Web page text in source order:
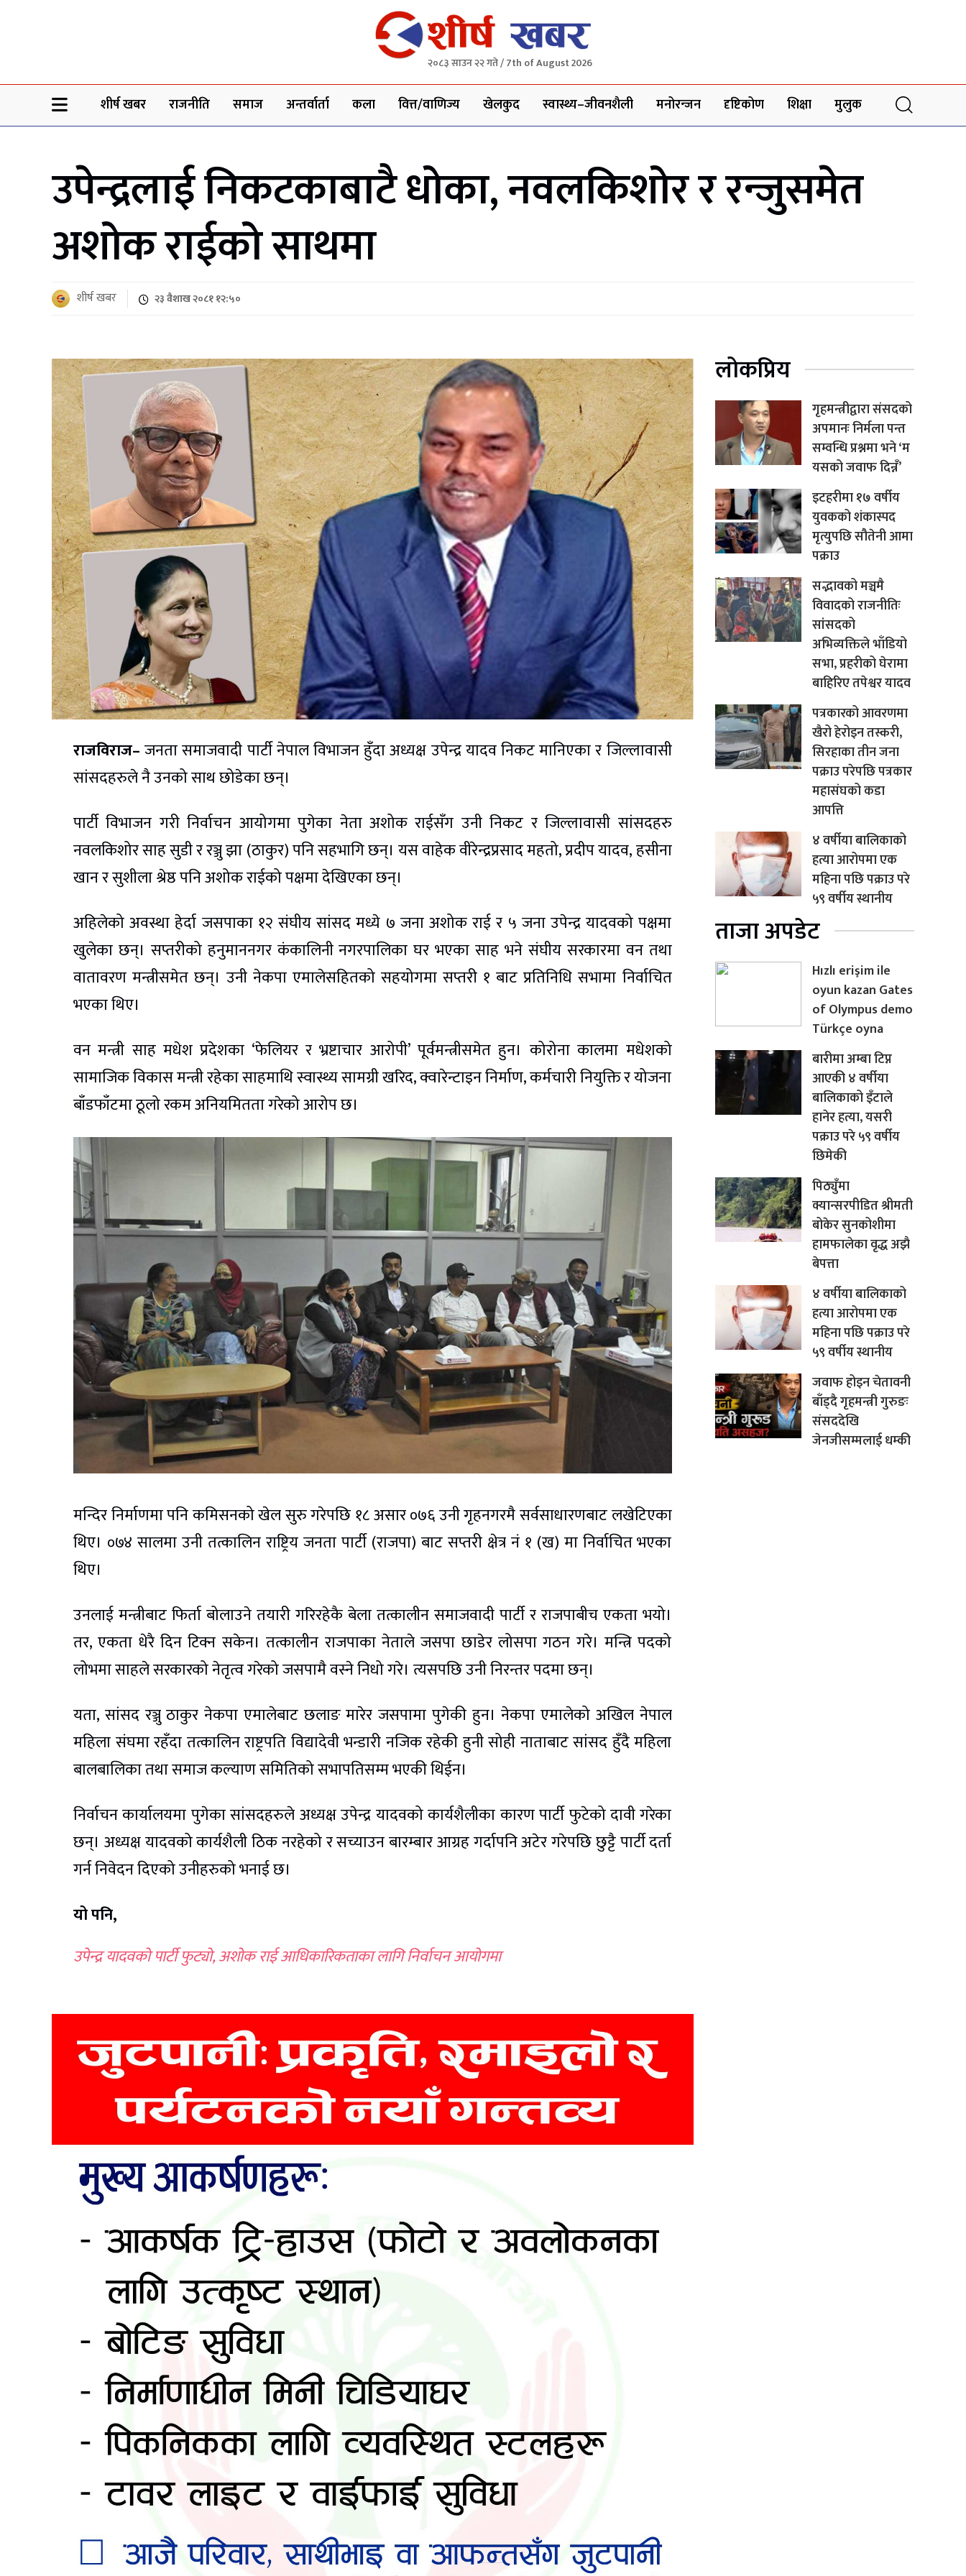
२०८३ साउन २२ गते / 7th of August 2026
शीर्ष खबर राजनीति समाज अन्तर्वार्ता कला वित्त/वाणिज्य खेलकुद स्वास्थ्य–जीवनशैली मनोरन्जन दृष्टिकोण शिक्षा मुलुक
उपेन्द्रलाई निकटकाबाटै धोका, नवलकिशोर र रन्जुसमेत
अशोक राईको साथमा
शीर्ष खबर २३ वैशाख २०८१ १२:५०
राजविराज–जनता समाजवादी पार्टी नेपाल विभाजन हुँदा अध्यक्ष उपेन्द्र यादव निकट मानिएका र जिल्लावासी
सांसदहरुले नै उनको साथ छोडेका छन्।
पार्टी विभाजन गरी निर्वाचन आयोगमा पुगेका नेता अशोक राईसँग उनी निकट र जिल्लावासी सांसदहरु
नवलकिशोर साह सुडी र रञ्जु झा (ठाकुर) पनि सहभागि छन्। यस वाहेक वीरेन्द्रप्रसाद महतो, प्रदीप यादव, हसीना
खान र सुशीला श्रेष्ठ पनि अशोक राईको पक्षमा देखिएका छन्।
अहिलेको अवस्था हेर्दा जसपाका १२ संघीय सांसद मध्ये ७ जना अशोक राई र ५ जना उपेन्द्र यादवको पक्षमा
खुलेका छन्। सप्तरीको हनुमाननगर कंकालिनी नगरपालिका घर भएका साह भने संघीय सरकारमा वन तथा
वातावरण मन्त्रीसमेत छन्। उनी नेकपा एमालेसहितको सहयोगमा सप्तरी १ बाट प्रतिनिधि सभामा निर्वाचित
भएका थिए।
वन मन्त्री साह मधेश प्रदेशका ‘फेलियर र भ्रष्टाचार आरोपी’ पूर्वमन्त्रीसमेत हुन। कोरोना कालमा मधेशको
सामाजिक विकास मन्त्री रहेका साहमाथि स्वास्थ्य सामग्री खरिद, क्वारेन्टाइन निर्माण, कर्मचारी नियुक्ति र योजना
बाँडफाँटमा ठूलो रकम अनियमितता गरेको आरोप छ।
मन्दिर निर्माणमा पनि कमिसनको खेल सुरु गरेपछि १८ असार ०७६ उनी गृहनगरमै सर्वसाधारणबाट लखेटिएका
थिए। ०७४ सालमा उनी तत्कालिन राष्ट्रिय जनता पार्टी (राजपा) बाट सप्तरी क्षेत्र नं १ (ख) मा निर्वाचित भएका
थिए।
उनलाई मन्त्रीबाट फिर्ता बोलाउने तयारी गरिरहेकै बेला तत्कालीन समाजवादी पार्टी र राजपाबीच एकता भयो।
तर, एकता धेरै दिन टिक्न सकेन। तत्कालीन राजपाका नेताले जसपा छाडेर लोसपा गठन गरे। मन्त्रि पदको
लोभमा साहले सरकारको नेतृत्व गरेको जसपामै वस्ने निधो गरे। त्यसपछि उनी निरन्तर पदमा छन्।
यता, सांसद रञ्जु ठाकुर नेकपा एमालेबाट छलाङ मारेर जसपामा पुगेकी हुन। नेकपा एमालेको अखिल नेपाल
महिला संघमा रहँदा तत्कालिन राष्ट्रपति विद्यादेवी भन्डारी नजिक रहेकी हुनी सोही नाताबाट सांसद हुँदै महिला
बालबालिका तथा समाज कल्याण समितिको सभापतिसम्म भएकी थिईन।
निर्वाचन कार्यालयमा पुगेका सांसदहरुले अध्यक्ष उपेन्द्र यादवको कार्यशैलीका कारण पार्टी फुटेको दावी गरेका
छन्। अध्यक्ष यादवको कार्यशैली ठिक नरहेको र सच्याउन बारम्बार आग्रह गर्दापनि अटेर गरेपछि छुट्टै पार्टी दर्ता
गर्न निवेदन दिएको उनीहरुको भनाई छ।
यो पनि,
उपेन्द्र यादवको पार्टी फुट्यो, अशोक राई आधिकारिकताका लागि निर्वाचन आयोगमा
लोकप्रिय
गृहमन्त्रीद्वारा संसदको
अपमानः निर्मला पन्त
सम्वन्धि प्रश्नमा भने ‘म
यसको जवाफ दिन्नँ’
इटहरीमा १७ वर्षीय
युवकको शंकास्पद
मृत्युपछि सौतेनी आमा
पक्राउ
सद्भावको मञ्चमै
विवादको राजनीतिः
सांसदको
अभिव्यक्तिले भाँडियो
सभा, प्रहरीको घेरामा
बाहिरिए तपेश्वर यादव
पत्रकारको आवरणमा
खैरो हेरोइन तस्करी,
सिरहाका तीन जना
पक्राउ परेपछि पत्रकार
महासंघको कडा
आपत्ति
४ वर्षीया बालिकाको
हत्या आरोपमा एक
महिना पछि पक्राउ परे
५९ वर्षीय स्थानीय
ताजा अपडेट
Hızlı erişim ile
oyun kazan Gates
of Olympus demo
Türkçe oyna
बारीमा अम्बा टिप्न
आएकी ४ वर्षीया
बालिकाको इँटाले
हानेर हत्या, यसरी
पक्राउ परे ५९ वर्षीय
छिमेकी
पिठ्युँमा
क्यान्सरपीडित श्रीमती
बोकेर सुनकोशीमा
हामफालेका वृद्ध अझै
बेपत्ता
४ वर्षीया बालिकाको
हत्या आरोपमा एक
महिना पछि पक्राउ परे
५९ वर्षीय स्थानीय
जवाफ होइन चेतावनी
बाँड्दै गृहमन्त्री गुरुङः
संसददेखि
जेनजीसम्मलाई धम्की